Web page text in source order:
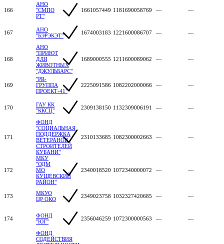
166
АНО
"СМПО
РТ"
1661057449 1181690058769 — —
167
АНО
"БЭРЭКЭТ"
1674003183 1221600086707 — —
168
АНО
"ПРИЮТ
ДЛЯ
ЖИВОТНЫХ
"ДЖУЛЬБАРС"
1689000555 1211600089062 — —
169
"PR-
ГРУППА
ПРОЕКТ-41"
2225091586 1082202000066 — —
170
ГАУ КК
"ККСЦ"
2309138150 1132309006191 — —
171
ФОНД
"СОЦИАЛЬНАЯ
ПОДДЕРЖКА
ВЕТЕРАНОВ
СТРОИТЕЛЕЙ
КУБАНИ"
2310133685 1082300002663 — —
172
МКУ
"ОДМ
МО
КУЩЕВСКИЙ
РАЙОН"
2340018520 1072340000072 — —
173
МКУО
ЦР ОКО
2349023758 1032327420685 — —
174
ФОНД
"ЮГ"
2356046259 1072300000563 — —
ФОНД
СОДЕЙСТВИЯ